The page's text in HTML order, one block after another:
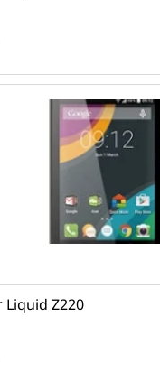
Liquid Z220